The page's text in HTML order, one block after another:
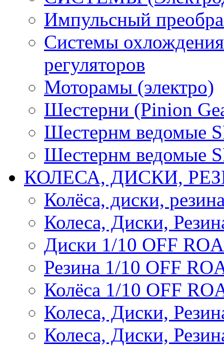
Импульсный
Системы охлождения
регуляторов
Моторамы (электро)
Шестерни (Pinion
Шестернм ведомые
Шестернм ведомые
КОЛЕСА, ДИСКИ,
Колёса, диски,
Колеса, Диски,
Диски 1/10 OFF
Резина 1/10 OFF
Колёса 1/10 OFF
Колеса, Диски,
Колеса, Диски,